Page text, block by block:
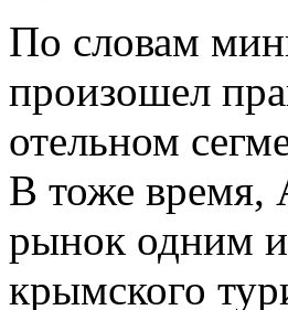
По словам
произошел
отельном
В тоже время,
рынок одним
крымского